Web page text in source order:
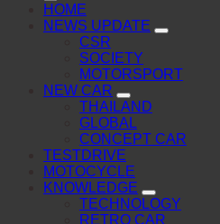
HOME
NEWS UPDATE
CSR
SOCIETY
MOTORSPORT
NEW CAR
THAILAND
GLOBAL
CONCEPT CAR
TESTDRIVE
MOTOCYCLE
KNOWLEDGE
TECHNOLOGY
RETRO CAR